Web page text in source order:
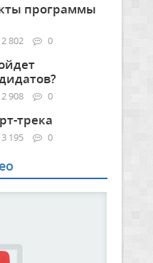
программы
2 802 0
2 908 0
трека
3 195 0